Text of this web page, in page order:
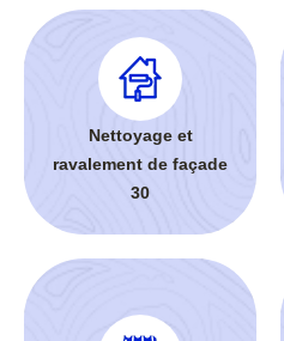
Nettoyage et
ravalement de façade
30